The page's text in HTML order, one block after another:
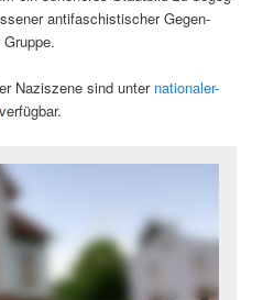
antifaschis­tis­ch­er Gegen­
Naziszene sind unter nationaler-
verfügbar.